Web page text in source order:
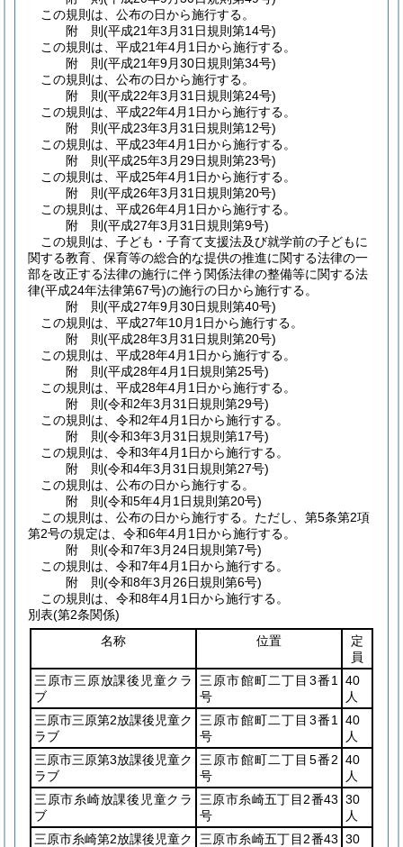
この規則は、公布の日から施行する。
附 則(平成21年3月31日規則第14号)
この規則は、平成21年4月1日から施行する。
附 則(平成21年9月30日規則第34号)
この規則は、公布の日から施行する。
附 則(平成22年3月31日規則第24号)
この規則は、平成22年4月1日から施行する。
附 則(平成23年3月31日規則第12号)
この規則は、平成23年4月1日から施行する。
附 則(平成25年3月29日規則第23号)
この規則は、平成25年4月1日から施行する。
附 則(平成26年3月31日規則第20号)
この規則は、平成26年4月1日から施行する。
附 則(平成27年3月31日規則第9号)
この規則は、子ども・子育て支援法及び就学前の子どもに
関する教育、保育等の総合的な提供の推進に関する法律の一
部を改正する法律の施行に伴う関係法律の整備等に関する法
律(平成24年法律第67号)の施行の日から施行する。
附 則(平成27年9月30日規則第40号)
この規則は、平成27年10月1日から施行する。
附 則(平成28年3月31日規則第20号)
この規則は、平成28年4月1日から施行する。
附 則(平成28年4月1日規則第25号)
この規則は、平成28年4月1日から施行する。
附 則(令和2年3月31日規則第29号)
この規則は、令和2年4月1日から施行する。
附 則(令和3年3月31日規則第17号)
この規則は、令和3年4月1日から施行する。
附 則(令和4年3月31日規則第27号)
この規則は、公布の日から施行する。
附 則(令和5年4月1日規則第20号)
この規則は、公布の日から施行する。 ただし、第5条第2項
第2号の規定は、令和6年4月1日から施行する。
附 則(令和7年3月24日規則第7号)
この規則は、令和7年4月1日から施行する。
附 則(令和8年3月26日規則第6号)
この規則は、令和8年4月1日から施行する。
別表(第2条関係)
名称
位置
定
員
三原市三原放課後児童クラ
ブ
三原市館町二丁目3番1
号
40
人
三原市三原第2放課後児童ク
ラブ
三原市館町二丁目3番1
号
40
人
三原市三原第3放課後児童ク
ラブ
三原市館町二丁目5番2
号
40
人
三原市糸崎放課後児童クラ
ブ
三原市糸崎五丁目2番43
号
30
人
三原市糸崎第2放課後児童ク
三原市糸崎五丁目2番43 30